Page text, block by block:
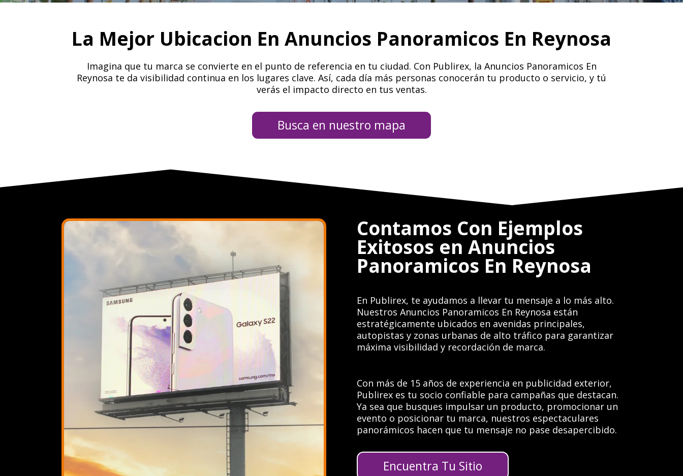
La Mejor Ubicacion En Anuncios Panoramicos En Reynosa
Imagina que tu marca se convierte en el punto de referencia en tu ciudad. Con Publirex, la Anuncios Panoramicos En
Reynosa te da visibilidad continua en los lugares clave. Así, cada día más personas conocerán tu producto o servicio, y tú
verás el impacto directo en tus ventas.
Busca en nuestro mapa
Contamos Con Ejemplos
Exitosos en Anuncios
Panoramicos En Reynosa
En Publirex, te ayudamos a llevar tu mensaje a lo más alto.
Nuestros Anuncios Panoramicos En Reynosa están
estratégicamente ubicados en avenidas principales,
autopistas y zonas urbanas de alto tráfico para garantizar
máxima visibilidad y recordación de marca.
Con más de 15 años de experiencia en publicidad exterior,
Publirex es tu socio confiable para campañas que destacan.
Ya sea que busques impulsar un producto, promocionar un
evento o posicionar tu marca, nuestros espectaculares
panorámicos hacen que tu mensaje no pase desapercibido.
Encuentra Tu Sitio